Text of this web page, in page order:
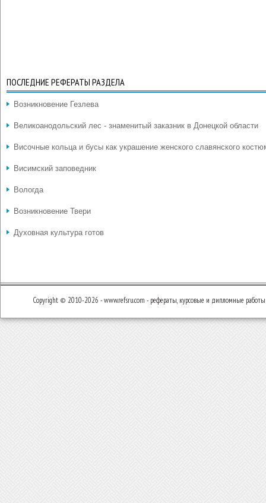
ПОСЛЕДНИЕ РЕФЕРАТЫ РАЗДЕЛА
Возникновение Гезлева
Великоанодольский лес - знаменитый заказник в Донецкой области
Височные кольца и бусы как украшение женского славянского
Висимский заповедник
Вологда
Возникновение Твери
Духовная культура готов
Copyright © 2010-2026 - www.refsru.com - рефераты, курсовые и дипломные работы